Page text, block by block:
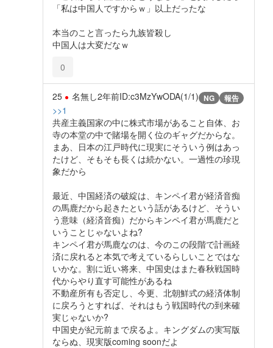
「私は中国人ですからｗ」以上だったな
本当のこと言ったら九族皆殺し
中国人は大変だなｗ
0
25 名無し2年前ID:c3MzYwODA(1/1) NG 報告
>>1
共産主義国家の中に株式市場があること自体、お
寺の本堂の中で賭場を開く位のギャグだからな。
まあ、日本の江戸時代に現実にそういう例はあっ
たけど、そもそも長くは続かない。一過性の珍現
象だから
最近、中国経済の破綻は、キンペイ君が経済音痴
の馬鹿だから起きたという話があるけど、そうい
う意味（経済音痴）だからキンペイ君が馬鹿だと
いうことじゃないよね?
キンペイ君が馬鹿なのは、今のこの段階で計画経
済に戻れると本気で考えているらしいことではな
いかな。割に近い将来、中国史はまた春秋戦国時
代からやり直す可能性があるね
不動産所有も否定し、今更、北朝鮮式の経済体制
に戻ろうとすれば、それはもう戦国時代の到来確
実じゃないか?
中国史が紀元前まで戻るよ。キングダムの実写版
ならぬ、現実版coming soonだよ